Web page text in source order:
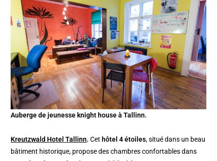
Auberge de jeunesse knight house à Tallinn.
Kreutzwald Hotel Tallinn.Cet hôtel 4 étoiles, situé dans un beau
bâtiment historique, propose des chambres confortables dans